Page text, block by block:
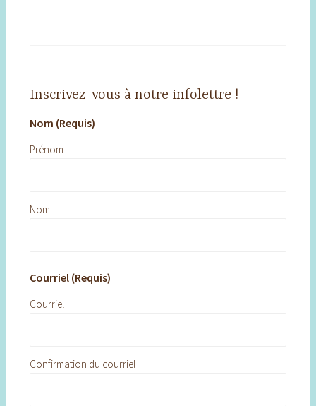
Inscrivez-vous à notre infolettre !
Nom (Requis)
Prénom
Nom
Courriel (Requis)
Courriel
Confirmation du courriel